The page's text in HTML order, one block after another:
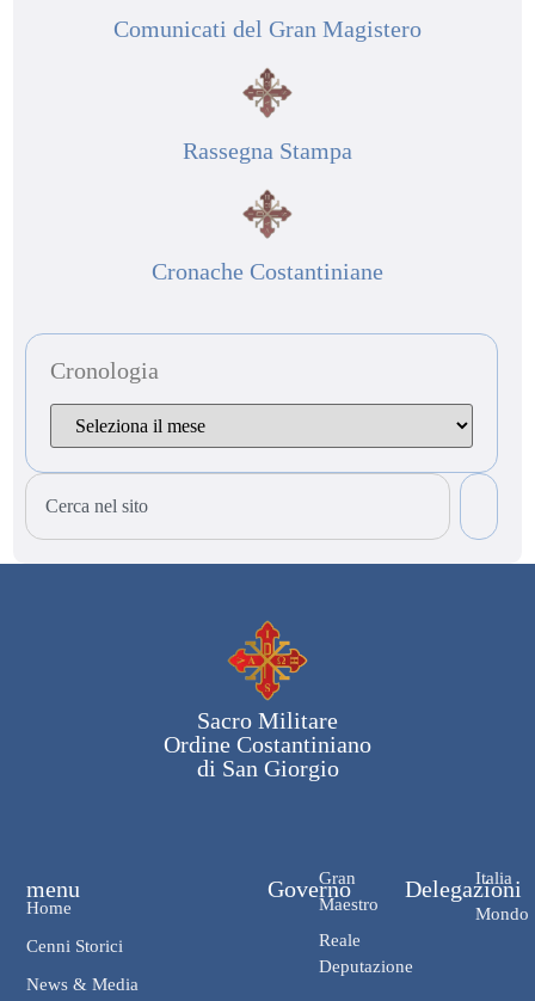
Comunicati del Gran Magistero
Rassegna Stampa
Cronache Costantiniane
Cronologia
Sacro Militare
Ordine Costantiniano
di San Giorgio
Governo
Gran
Maestro
Reale
Deputazione
Delegazioni
Italia
Mondo
menu
Home
Cenni Storici
News & Media